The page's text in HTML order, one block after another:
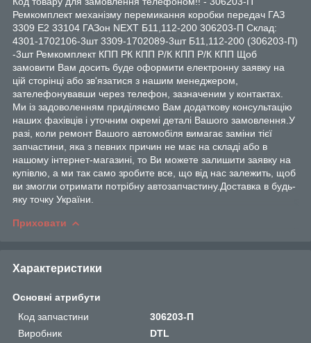
Ремкомплект механізму перемикання коробки передач ГАЗ
3309 Е2 33104 ГАЗон NEXT Б11,112-200 306203-П Склад:
4301-1702106-3шт 3309-1702089-3шт Б11,112-200 (306203-П)
-3шт Ремкомплект КПП РК КПП Р/К КПП Р/К КПП Щоб
замовити Вам досить буде оформити електронну заявку на
цій сторінці або зв'язатися з нашим менеджером,
зателефонувавши через телефон, зазначеним у контактах.
Ми із задоволенням приділяємо Вам додаткову консультацію
наших фахівців і уточним окремі деталі Вашого замовлення.У
разі, коли ремонт Вашого автомобіля вимагає заміни тієї
запчастини, яка з певних причин не має на складі або в
нашому інтернет-магазині, то Ви можете залишити заявку на
купівлю, а ми так само зробите все, що від нас залежить, щоб
ви змогли отримати потрібну автозапчастину.Доставка в будь-
яку точку України.
Приховати
Характеристики
Основні атрибути
Код запчастини
306203-П
Виробник
DTL